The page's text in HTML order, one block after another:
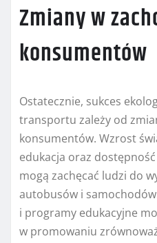
Zmiany w
konsumentów
Ostatecznie, sukces
transportu zależy od
konsumentów. Wzrost
edukacja oraz
mogą zachęcać ludzi do
autobusów i
i programy edukacyjne
w promowaniu